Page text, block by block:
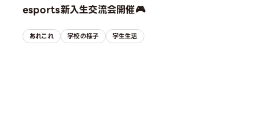
esports新入生交流会開催🎮
あれこれ 学校の様子 学生生活